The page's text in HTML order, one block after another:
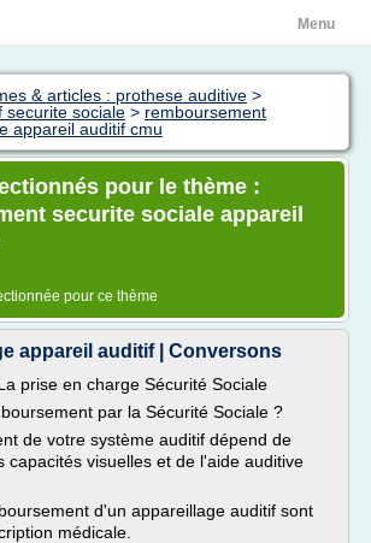
Menu
& articles : prothese auditive >
securite sociale > remboursement
appareil auditif cmu
pour le thème :
securite sociale appareil
pour ce thème
appareil auditif | Conversons
prise en charge Sécurité Sociale
par la Sécurité Sociale ?
de votre système auditif dépend de
capacités visuelles et de l'aide auditive
d'un appareillage auditif sont
médicale.